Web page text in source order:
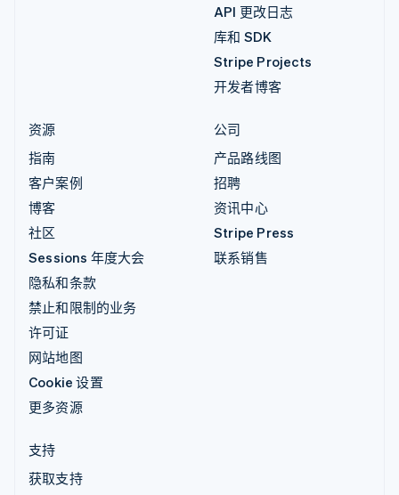
API 更改日志
库和 SDK
Stripe Projects
开发者博客
资源
指南
客户案例
博客
社区
Sessions 年度大会
隐私和条款
禁止和限制的业务
许可证
网站地图
Cookie 设置
更多资源
公司
产品路线图
招聘
资讯中心
Stripe Press
联系销售
支持
获取支持